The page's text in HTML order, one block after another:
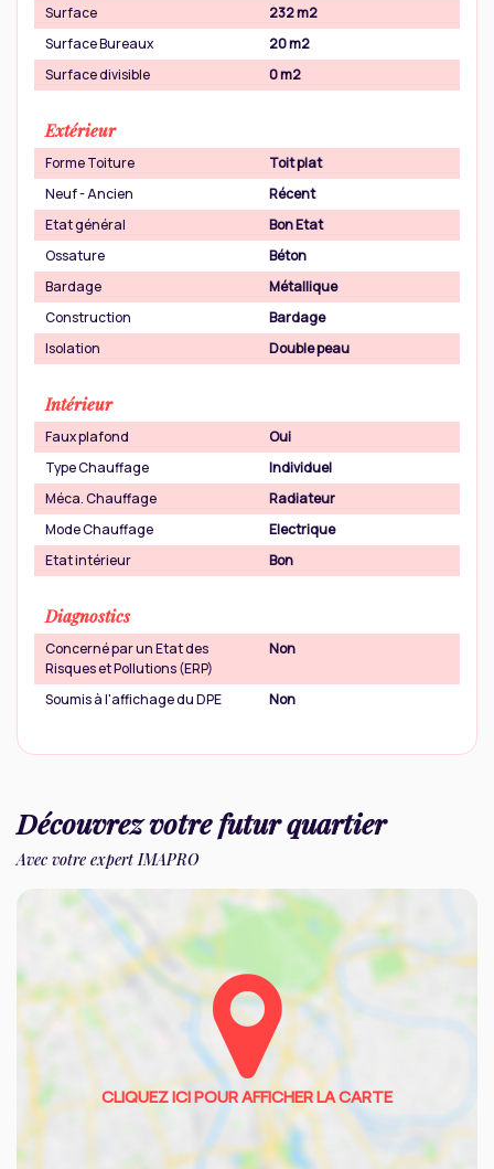
Surface
232 m2
Surface Bureaux
20 m2
Surface divisible
0 m2
Extérieur
Forme Toiture
Toit plat
Neuf - Ancien
Récent
Etat général
Bon Etat
Ossature
Béton
Bardage
Métallique
Construction
Bardage
Isolation
Double peau
Intérieur
Faux plafond
Oui
Type Chauffage
Individuel
Méca. Chauffage
Radiateur
Mode Chauffage
Electrique
Etat intérieur
Bon
Diagnostics
Concerné par un Etat des
Risques et Pollutions (ERP)
Non
Soumis à l'affichage du DPE Non
Découvrez votre futur quartier
Avec votre expert IMAPRO